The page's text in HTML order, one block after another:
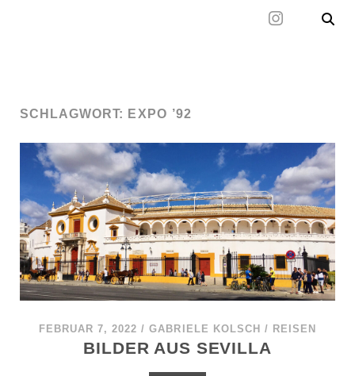
SCHLAGWORT: EXPO ’92
FEBRUAR 7, 2022 /GABRIELE KOLSCH / REISEN
BILDER AUS SEVILLA